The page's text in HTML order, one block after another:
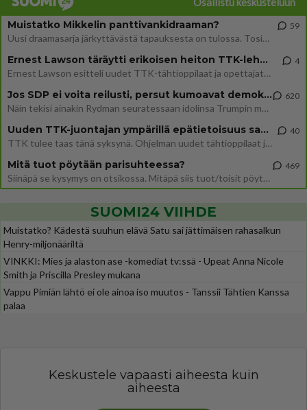
Muistatko Mikkelin panttivankidraaman?
Uusi draamasarja järkyttävästä tapauksesta on tulossa. Tositapahtumiin perustuva sarja ammentaa vuoden 1986 Mikkelin pan
59
Ernest Lawson täräytti erikoisen heiton TTK-lehdistötilaisuudessa: " Onko tässä tarkoituksena...?"
Ernest Lawson esitteli uudet TTK-tähtioppilaat ja opettajat torstaina 6.8. lehdistölle. Tulevalla kaudella on yksi hausk
4
Jos SDP ei voita reilusti, persut kumoavat demokratian Suomesta
Näin tekisi ainakin Rydman seuratessaan idolinsa Trumpin mallia https://www.is.fi/politiikka/art-2000012187244.html
620
Uuden TTK-juontajan ympärillä epätietoisuus sakenee - Nyt MTV hämmentää soppaa
TTK tulee taas tänä syksynä. Ohjelman uudet tähtioppilaat julkistetaan torstaina 6. elokuuta klo 14 alkavassa lehdistö
40
Mitä tuot pöytään parisuhteessa?
Siinäpä se kysymys on otsikossa. Mitäpä siis tuot/toisit pöytään parisuhteessa? Oletko mies vai nainen? Koetko sen mitä
469
SUOMI24 VIIHDE
Muistatko? Kädestä suuhun elävä Satu sai jättimäisen rahasalkun
Henry-miljonääriltä
VINKKI: Mies ja alaston ase -komediat tv:ssä - Upeat Anna Nicole
Smith ja Priscilla Presley mukana
Vappu Pimiän lähtö ei ole ainoa iso muutos - Tanssii Tähtien Kanssa
palaa
Keskustele vapaasti aiheesta kuin
aiheesta